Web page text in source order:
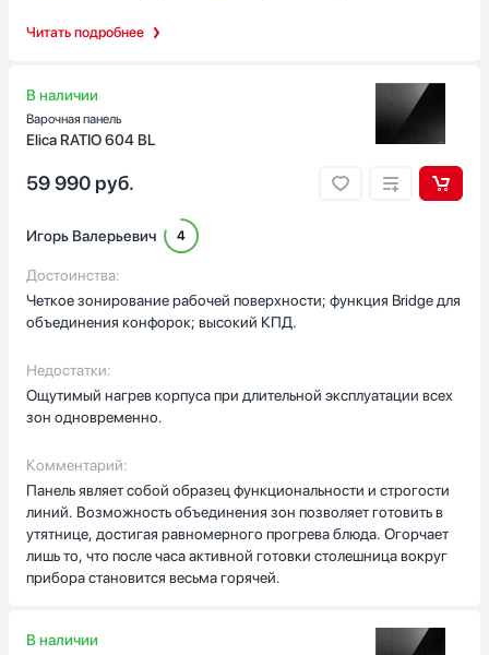
1
Показать все
Страна производства
Австрия
Евросоюз
Испания
Показать все
Гарантия, мес
Читать подробнее
звонок срочный, пришлось отойти от кухни, включил Пауза/
поэтому блокировка управления и защитное отключение дают
спокойствие: случайных включений не бывает, а если что-то
пойдёт не так, прибор сам отключится.
Индукция реально экономит время — посуда быстро греется,
и после жарки стеклокерамику легко протереть. Приятно, что
панель сама распознаёт посуду: маленькие сотейники не
мешают, и энергия расходуется разумно. Один вечер
принимал друзей, готовил несколько блюд одновременно —
три зоны нагрева оказалось достаточно, можно гибко
комбинировать кастрюли разного размера. Функция
медленного подогрева пригодилась, когда нужно было
Управление сенсорными кнопками точное, 9 ступеней
мощности удобно подстроить под разную готовку. В целом,
экономит время и нервные клетки. Я доволен покупкой.
В наличии
Варочная панель
Elica RATIO 604 BL
59 990 руб.
Игорь Валерьевич 4
Достоинства:
Четкое зонирование рабочей поверхности; функция Bridge для
объединения конфорок; высокий КПД.
Недостатки:
Ощутимый нагрев корпуса при длительной эксплуатации всех
зон одновременно.
Комментарий:
Панель являет собой образец функциональности и строгости
линий. Возможность объединения зон позволяет готовить в
утятнице, достигая равномерного прогрева блюда. Огорчает
лишь то, что после часа активной готовки столешница вокруг
прибора становится весьма горячей.
В наличии